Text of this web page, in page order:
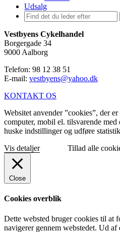
Udsalg
Vestbyens Cykelhandel
Borgergade 34
9000 Aalborg
Telefon: 98 12 38 51
E-mail: vestbyens@yahoo.dk
KONTAKT OS
Websitet anvender ”cookies”, der
computer, mobil el. tilsvarende med
huske indstillinger og udføre
Vis detaljer
Tillad alle
Close
Cookies overblik
Dette websted bruger cookies til at
navigerer gennem webstedet. Ud af